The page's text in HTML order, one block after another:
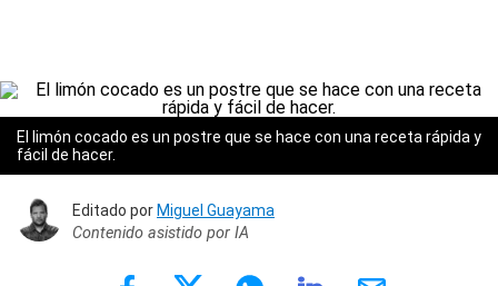
El limón cocado es un postre que se hace con una receta rápida y
fácil de hacer.
Editado porMiguel Guayama
Contenido asistido por IA